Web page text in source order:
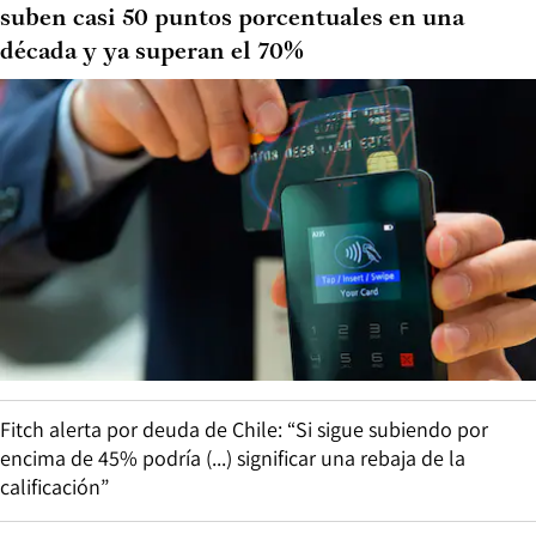
suben casi 50 puntos porcentuales en una
década y ya superan el 70%
Fitch alerta por deuda de Chile: “Si sigue subiendo por
encima de 45% podría (...) significar una rebaja de la
calificación”